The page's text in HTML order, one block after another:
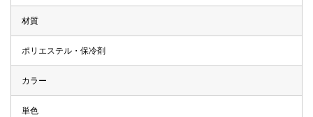
材質
ポリエステル・保冷剤
カラー
単色